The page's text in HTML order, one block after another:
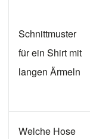
Schnittmuster
für ein Shirt mit
langen Ärmeln
Welche Hose